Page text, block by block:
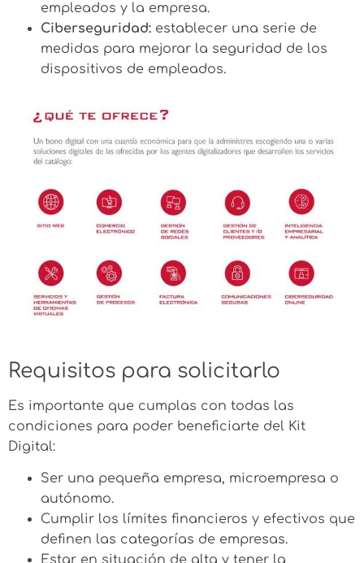
empleados y la empresa.
Ciberseguridad: establecer una serie de
medidas para mejorar la seguridad de los
dispositivos de empleados.
Requisitos para solicitarlo
Es importante que cumplas con todas las
condiciones para poder beneficiarte del Kit
Digital:
Ser una pequeña empresa, microempresa o
autónomo.
Cumplir los límites financieros y efectivos que
definen las categorías de empresas.
Estar en situación de alta y tener la